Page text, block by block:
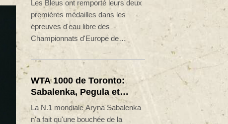
libre
Les Bleus ont remporté leurs deux
premières médailles dans les
épreuves d'eau libre des
Championnats d'Europe de
Olivier et Logan Fontaine,
respectivement en argent et en
bronze au 3 km knock-out,
vendredi dans la Seine à Paris.
WTA 1000 de Toronto:
Sabalenka, Pegula et
Swiatek en contrôle vers
les 8es de finale
La N.1 mondiale Aryna Sabalenka
n'a fait qu'une bouchée de la